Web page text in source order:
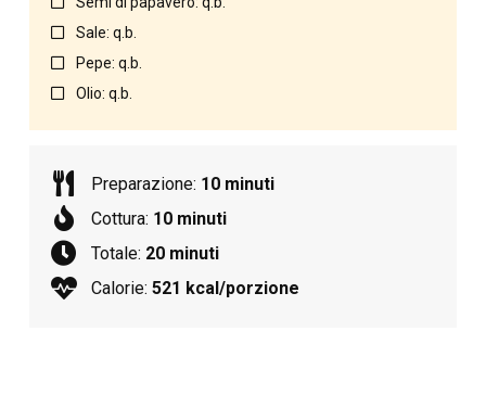
Sale: q.b.
Pepe: q.b.
Olio: q.b.
Preparazione: 10 minuti
Cottura: 10 minuti
Totale: 20 minuti
Calorie:521 kcal/porzione